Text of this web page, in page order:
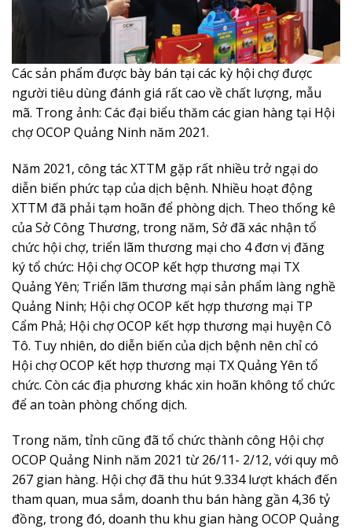
Các sản phẩm được bày bán tại các kỳ hội chợ được
người tiêu dùng đánh giá rất cao về chất lượng, mẫu
mã. Trong ảnh: Các đại biểu thăm các gian hàng tại Hội
chợ OCOP Quảng Ninh năm 2021.
Năm 2021, công tác XTTM gặp rất nhiều trở ngại do
diễn biến phức tạp của dịch bệnh. Nhiều hoạt động
XTTM đã phải tạm hoãn để phòng dịch. Theo thống kê
của Sở Công Thương, trong năm, Sở đã xác nhận tổ
chức hội chợ, triển lãm thương mại cho 4 đơn vị đăng
ký tổ chức: Hội chợ OCOP kết hợp thương mại TX
Quảng Yên; Triển lãm thương mại sản phẩm làng nghề
Quảng Ninh; Hội chợ OCOP kết hợp thương mại TP
Cẩm Phả; Hội chợ OCOP kết hợp thương mại huyện Cô
Tô. Tuy nhiên, do diễn biến của dịch bệnh nên chỉ có
Hội chợ OCOP kết hợp thương mại TX Quảng Yên tổ
chức. Còn các địa phương khác xin hoãn không tổ chức
để an toàn phòng chống dịch.
Trong năm, tỉnh cũng đã tổ chức thành công Hội chợ
OCOP Quảng Ninh năm 2021 từ 26/11- 2/12, với quy mô
267 gian hàng. Hội chợ đã thu hút 9.334 lượt khách đến
tham quan, mua sắm, doanh thu bán hàng gần 4,36 tỷ
đồng, trong đó, doanh thu khu gian hàng OCOP Quảng